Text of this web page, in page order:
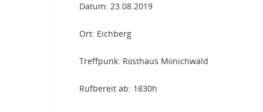
Datum: 23.08.2019
Ort: Eichberg
Treffpunk: Rüsthaus Mönichwald
Rufbereit ab: 1830h